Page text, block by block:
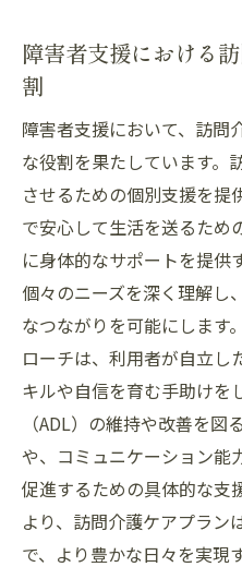
化
訪問介護が提供
スタッフとの絆
地域社会と訪問介護
献
地域福祉に貢献
訪問介護が地域
地域コミュニテ
義
訪問介護が地域
地域全体の福祉
訪問介護による
訪問介護の役割地域
障害者支援における
割
障害者支援において、訪問
な役割を果たしています。
させるための個別支援を提
で安心して生活を送るため
に身体的なサポートを提供
個々のニーズを深く理解し
なつながりを可能にします
ローチは、利用者が自立し
キルや自信を育む手助けを
（ADL）の維持や改善を
や、コミュニケーション能
促進するための具体的な支
より、訪問介護ケアプラン
で、より豊かな日々を実現